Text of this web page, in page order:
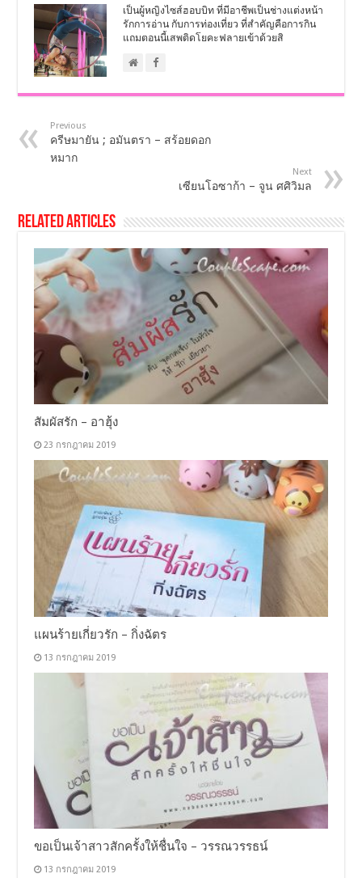
เป็นผู้หญิงไซส์ฮอบบิท ที่มีอาชีพเป็นช่างแต่งหน้า
รักการอ่าน กับการท่องเที่ยว ที่สำคัญคือการกิน
แถมตอนนี้เสพติดโยคะฟลายเข้าด้วยสิ
Previous
ครีษมายัน ; อมันตรา – สร้อยดอก
หมาก
Next
เซียนโอซาก้า – จูน ศศิวิมล
Related Articles
สัมผัสรัก – อาฮุ้ง
23 กรกฎาคม 2019
แผนร้ายเกี่ยวรัก – กิ่งฉัตร
13 กรกฎาคม 2019
ขอเป็นเจ้าสาวสักครั้งให้ชื่นใจ – วรรณวรรธน์
13 กรกฎาคม 2019